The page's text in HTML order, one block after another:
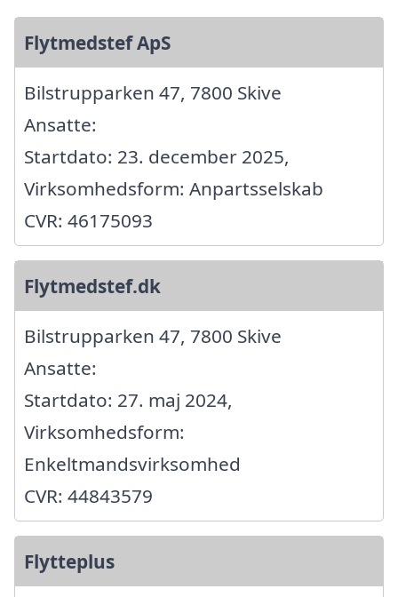
Flytmedstef ApS
Bilstrupparken 47, 7800 Skive
Ansatte:
Startdato: 23. december 2025,
Virksomhedsform: Anpartsselskab
CVR: 46175093
Flytmedstef.dk
Bilstrupparken 47, 7800 Skive
Ansatte:
Startdato: 27. maj 2024,
Virksomhedsform:
Enkeltmandsvirksomhed
CVR: 44843579
Flytteplus